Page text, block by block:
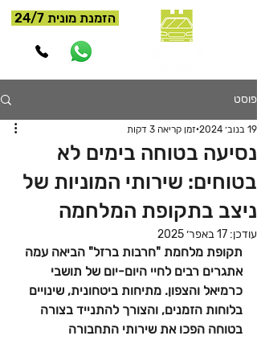
הזמנת מונית 24/7
פוסט
נסיעה בטוחה בימים לא
בטוחים: שירותי המוניות של
ניצב בתקופת המלחמה
19 בנוב׳ 2024 זמן קריאה 3 דקות
עודכן: 17 באפר׳ 2025
תקופת מלחמת "חרבות ברזל" הביאה עמה
אתגרים רבים לחיי היום-יום של תושבי
כרמיאל והצפון. מתיחות ביטחונית, שינויים
בלוחות הזמנים, והצורך להתנייד בצורה
בטוחה הפכו את שירותי התחבורה